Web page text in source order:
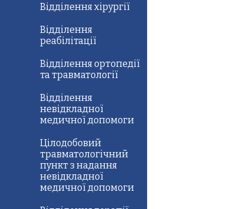
Відділення хірургії
Відділення
реабілітації
Відділення ортопедії
та травматології
Відділення
невідкладної
медичної допомоги
Цілодобовий
травматологічний
пункт з надання
невідкладної
медичної допомоги